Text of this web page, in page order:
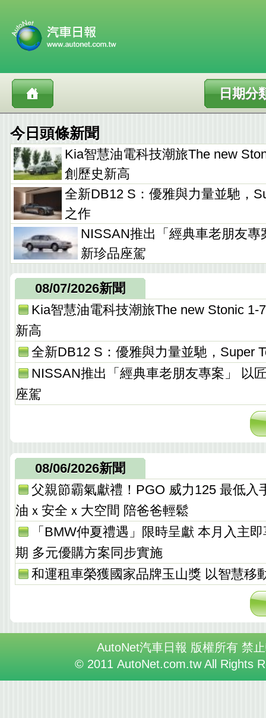
日期分
今日頭條新聞
Kia智慧油電科技潮旅The new
創歷史新高
全新DB12 S：優雅與力量並馳，
之作
NISSAN推出「經典車老朋友專
新珍品座駕
08/07/2026新聞
Kia智慧油電科技潮旅The new Stonic 1-
新高
全新DB12 S：優雅與力量並馳，Super
NISSAN推出「經典車老朋友專案」 以
座駕
08/06/2026新聞
父親節霸氣獻禮！PGO 威力125 最低入
油ｘ安全ｘ大空間 陪爸爸輕鬆
「BMW仲夏禮遇」限時呈獻 本月入主
期 多元優購方案同步實施
和運租車榮獲國家品牌玉山獎 以智慧移
AutoNet汽車日報 版權所有 禁
© 2011 AutoNet.com.tw All Rights